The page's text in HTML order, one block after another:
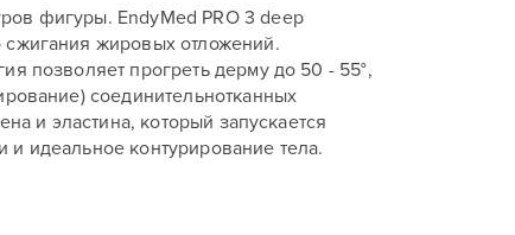
фигуры. EndyMed PRO 3 deep
сжигания жировых отложений.
позволяет прогреть дерму до 50 - 55°,
соединительнотканных
и эластина, который запускается
идеальное контурирование тела.